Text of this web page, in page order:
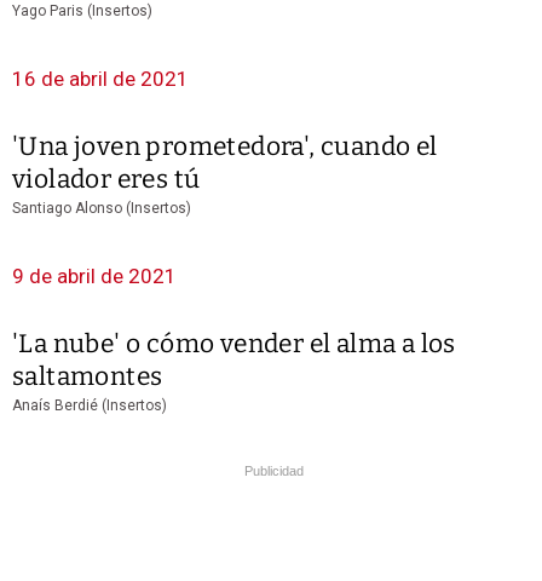
Yago Paris (Insertos)
16 de abril de 2021
'Una joven prometedora', cuando el
violador eres tú
Santiago Alonso (Insertos)
9 de abril de 2021
'La nube' o cómo vender el alma a los
saltamontes
Anaís Berdié (Insertos)
Publicidad